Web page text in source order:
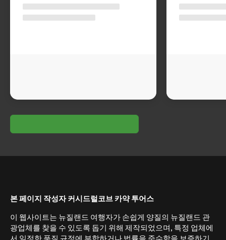
본 페이지 작성자 커시드럴코브 카약 투어스
이 웹사이트는 뉴질랜드 여행자가 손쉽게 양질의 뉴질랜드 관
광업체를 찾을 수 있도록 돕기 위해 제작되었으며, 특정 업체에